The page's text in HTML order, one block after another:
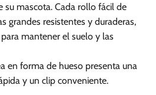
su mascota. Cada rollo fácil de
grandes resistentes y duraderas,
mantener el suelo y las
en forma de hueso presenta una
y un clip conveniente.